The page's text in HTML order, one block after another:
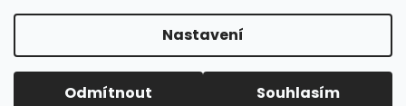
Nastavení
Odmítnout Souhlasím
Copyright 2026Ráj saun. Všechna práva vyhrazena.
Upravit nastavení cookies